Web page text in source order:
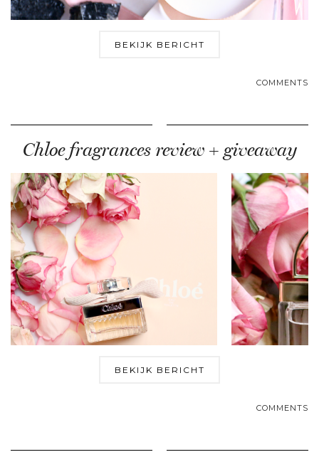
BEKIJK BERICHT
COMMENTS
Chloe fragrances review + giveaway
BEKIJK BERICHT
COMMENTS